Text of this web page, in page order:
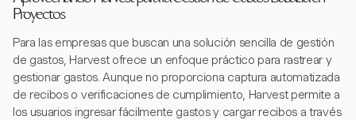
Proyectos
Para las empresas que buscan una solución sencilla de gestión
de gastos, Harvest ofrece un enfoque práctico para rastrear y
gestionar gastos. Aunque no proporciona captura automatizada
de recibos o verificaciones de cumplimiento, Harvest permite a
los usuarios ingresar fácilmente gastos y cargar recibos a través